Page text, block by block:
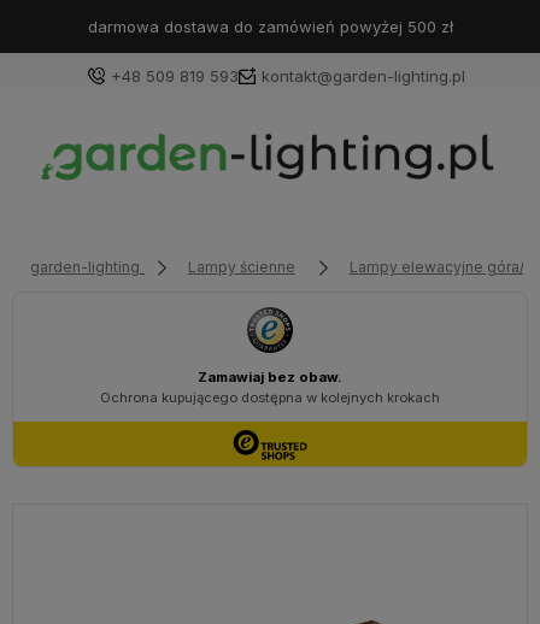
darmowa dostawa do zamówień powyżej 500 zł
+48 509 819 593 kontakt@garden-lighting.pl
Załóż konto
Wybierz coś dla siebie z naszej aktualnej oferty lub
zaloguj się, aby przywrócić dodane produkty do listy
z poprzedniej sesji.
garden-lighting Lampy ścienne Lampy elewacyjne góra/